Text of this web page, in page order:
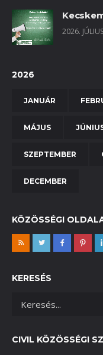
2026.
2026
JANUÁR
MÁJUS
SZEPTEMBER
DECEMBER
KÖZÖSSÉGI
KERESÉS
CIVIL KÖZÖSSÉGI